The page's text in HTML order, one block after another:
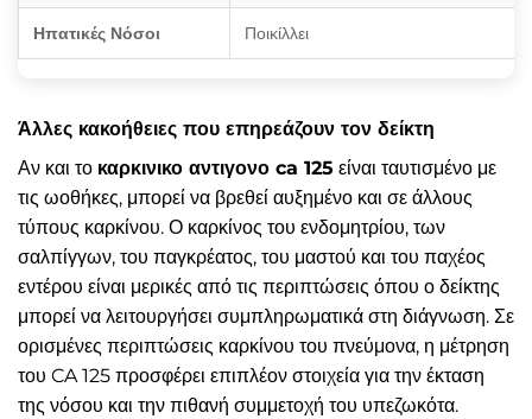
Ηπατικές Νόσοι Ποικίλλει
Άλλες κακοήθειες που επηρεάζουν τον δείκτη
Αν και το καρκινικο αντιγονο ca 125 είναι ταυτισμένο με
τις ωοθήκες, μπορεί να βρεθεί αυξημένο και σε άλλους
τύπους καρκίνου. Ο καρκίνος του ενδομητρίου, των
σαλπίγγων, του παγκρέατος, του μαστού και του παχέος
εντέρου είναι μερικές από τις περιπτώσεις όπου ο δείκτης
μπορεί να λειτουργήσει συμπληρωματικά στη διάγνωση. Σε
ορισμένες περιπτώσεις καρκίνου του πνεύμονα, η μέτρηση
του CA 125 προσφέρει επιπλέον στοιχεία για την έκταση
της νόσου και την πιθανή συμμετοχή του υπεζωκότα.